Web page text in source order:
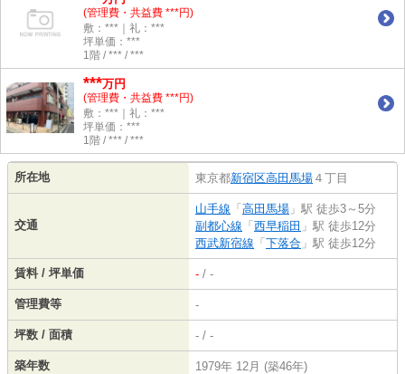
(管理費・共益費 ***円)
敷：***｜礼：***
坪単価：***
1階 / *** / ***
***万円
(管理費・共益費 ***円)
敷：***｜礼：***
坪単価：***
1階 / *** / ***
所在地 東京都新宿区高田馬場 ４丁目
交通
山手線 「 高田馬場 」駅 徒歩3～5分
副都心線 「 西早稲田 」駅 徒歩12分
西武新宿線 「 下落合 」駅 徒歩12分
賃料 / 坪単価 - / -
管理費等 -
坪数 / 面積 - / -
築年数 1979年 12月 (築46年)